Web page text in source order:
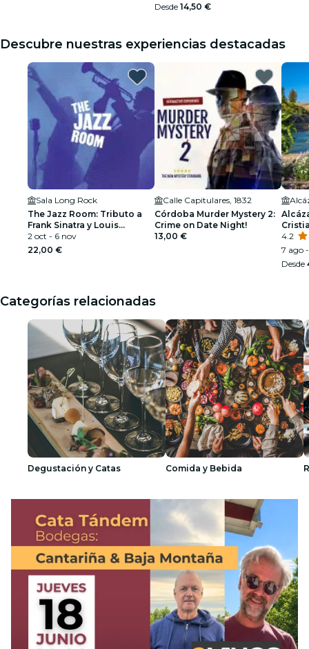
Desde 14,50 €
Descubre nuestras experiencias destacadas
Sala Long Rock
The Jazz Room: Tributo a
Frank Sinatra y Louis
Armstrong
2 oct - 6 nov
22,00 €
Calle Capitulares, 1832
Córdoba Murder Mystery 2:
Crime on Date Night!
13,00 €
4.2
7 ago
Desde
Categorías relacionadas
Degustación y Catas Comida y Bebida